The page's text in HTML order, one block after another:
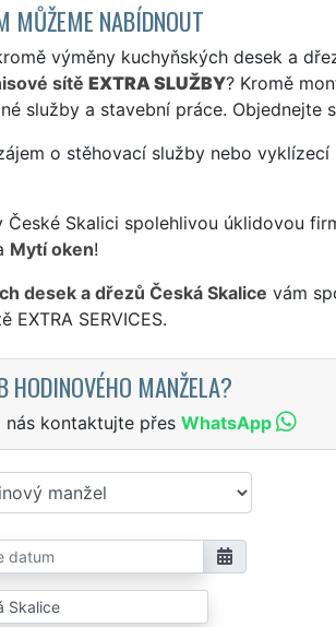
MŮŽEME NABÍDNOUT
výměny kuchyňských desek a
sítě EXTRA SLUŽBY? Kromě
služby a stavební práce. Objednejte
o stěhovací služby nebo vyklízecí
České Skalici spolehlivou úklidovou
Mytí oken!
desek a dřezů Česká Skalice vám
SERVICES.
HODINOVÉHO MANŽELA?
kontaktujte přes WhatsApp